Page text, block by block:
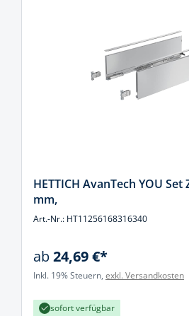
HETTICH AvanTech YOU
mm,
Art.-Nr.: HT11256168316340
ab24,69 €*
Inkl. 19% Steuern, exkl. Versandkosten
sofort verfügbar